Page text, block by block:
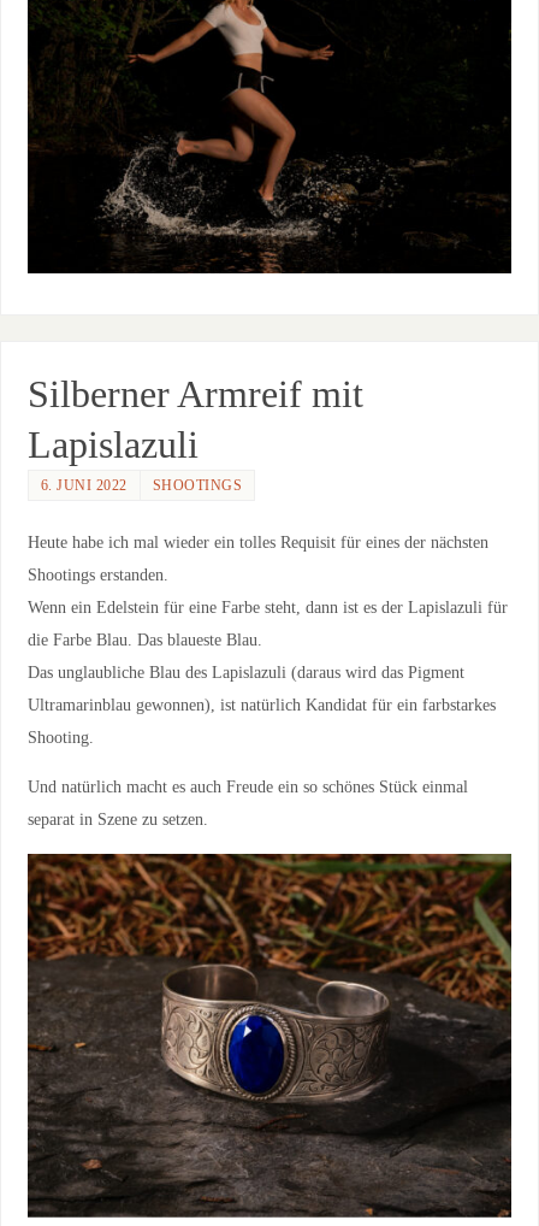
Silberner Armreif mit
Lapislazuli
6. JUNI 2022 SHOOTINGS
Heute habe ich mal wieder ein tolles Requisit für eines der nächsten
Shootings erstanden.
Wenn ein Edelstein für eine Farbe steht, dann ist es der Lapislazuli für
die Farbe Blau. Das blaueste Blau.
Das unglaubliche Blau des Lapislazuli (daraus wird das Pigment
Ultramarinblau gewonnen), ist natürlich Kandidat für ein farbstarkes
Shooting.
Und natürlich macht es auch Freude ein so schönes Stück einmal
separat in Szene zu setzen.